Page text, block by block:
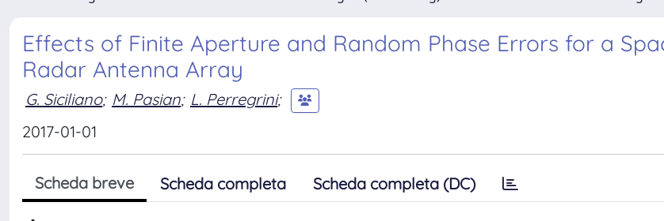
Effects of Finite Aperture and Random Phase Errors for a
Radar Antenna Array
G. Siciliano; M. Pasian; L. Perregrini;
2017-01-01
Scheda breve Scheda completa Scheda completa (DC)